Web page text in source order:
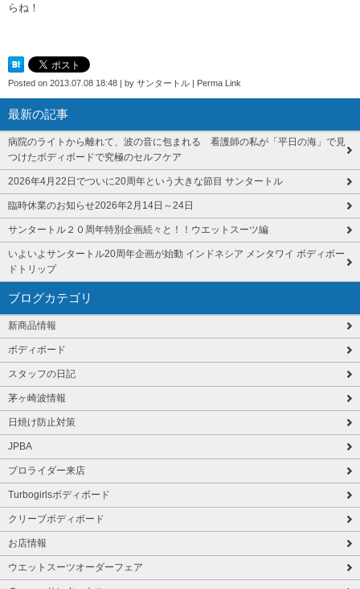
らね！
Posted on 2013.07.08 18:48 | by サンタートル | Perma Link
最新の記事
病院のライトから離れて、波の音に包まれる 看護師の私が「平日の海」で見
つけたボディボードで究極のセルフケア
2026年4月22日でついに20周年という大きな節目 サンタートル
臨時休業のお知らせ2026年2月14日～24日
サンタートル２０周年特別企画続々と！！ウエットスーツ編
いよいよサンタートル20周年企画が始動 インドネシア メンタワイ ボディボー
ドトリップ
ブログカテゴリ
新商品情報
ボディボード
スタッフの日記
茅ヶ崎波情報
日焼け防止対策
JPBA
プロライダー来店
Turbogirlsボディボード
クリーブボディボード
お店情報
ウエットスーツオーダーフェア